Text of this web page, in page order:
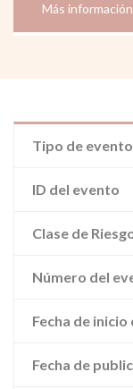
Más
Tipo de evento
ID del evento
Clase de
Número del
Fecha de
Fecha de